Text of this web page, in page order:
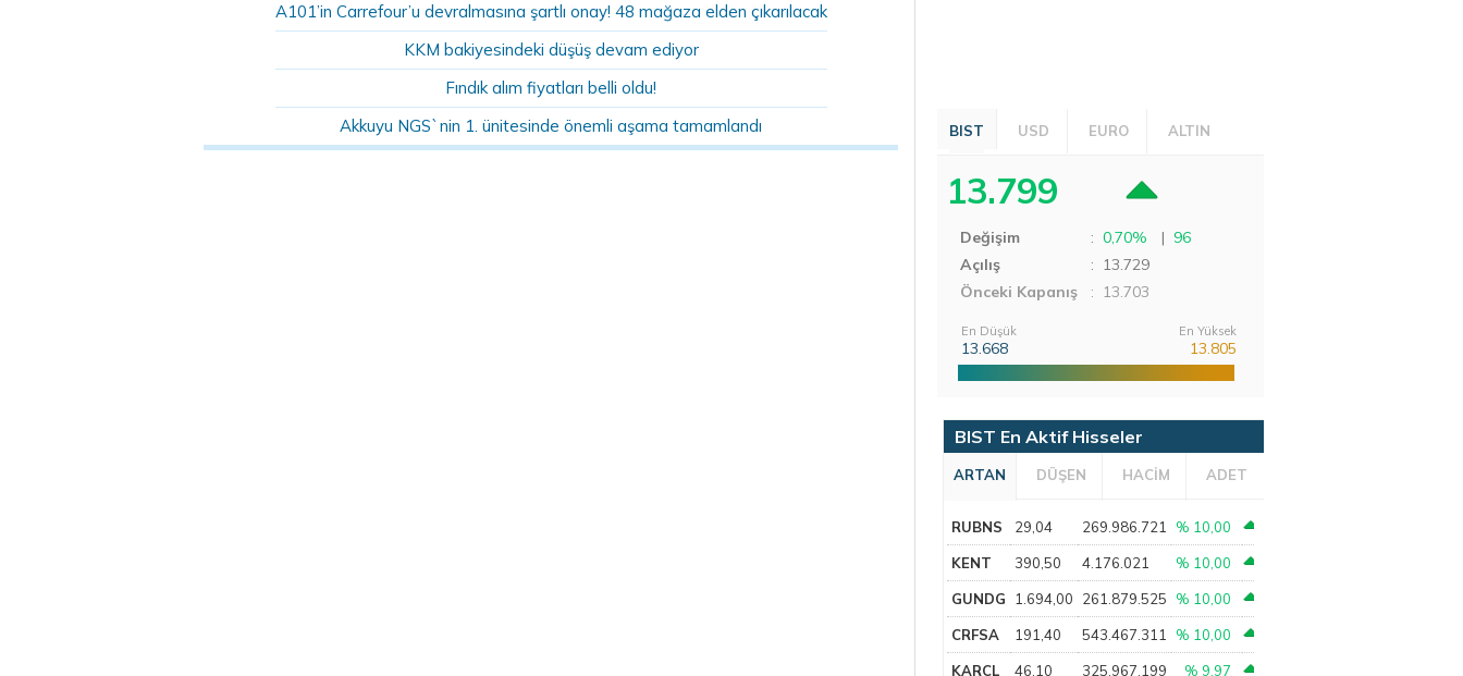
A101’in Carrefour’u devralmasına şartlı onay! 48 mağaza elden çıkarılacak
KKM bakiyesindeki düşüş devam ediyor
Fındık alım fiyatları belli oldu!
Akkuyu NGS`nin 1. ünitesinde önemli aşama tamamlandı
BIST USD EURO ALTIN
13.799
Değişim : 0,70% | 96
Açılış
: 13.729
Önceki Kapanış
: 13.703
En Düşük
13.668
En Yüksek
13.805
BIST En Aktif Hisseler
ARTAN DÜŞEN HACİM ADET
RUBNS 29,04 269.986.721 % 10,00
KENT 390,50 4.176.021 % 10,00
GUNDG 1.694,00 261.879.525 % 10,00
CRFSA 191,40 543.467.311 % 10,00
KARCL 46,10 325.967.199 % 9,97